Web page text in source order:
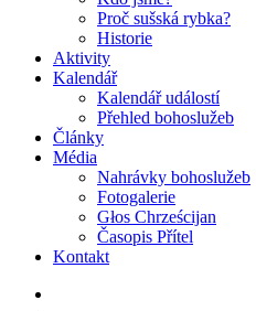
Proč sušská rybka?
Historie
Aktivity
Kalendář
Kalendář událostí
Přehled bohoslužeb
Články
Média
Nahrávky bohoslužeb
Fotogalerie
Głos Chrześcijan
Časopis Přítel
Kontakt